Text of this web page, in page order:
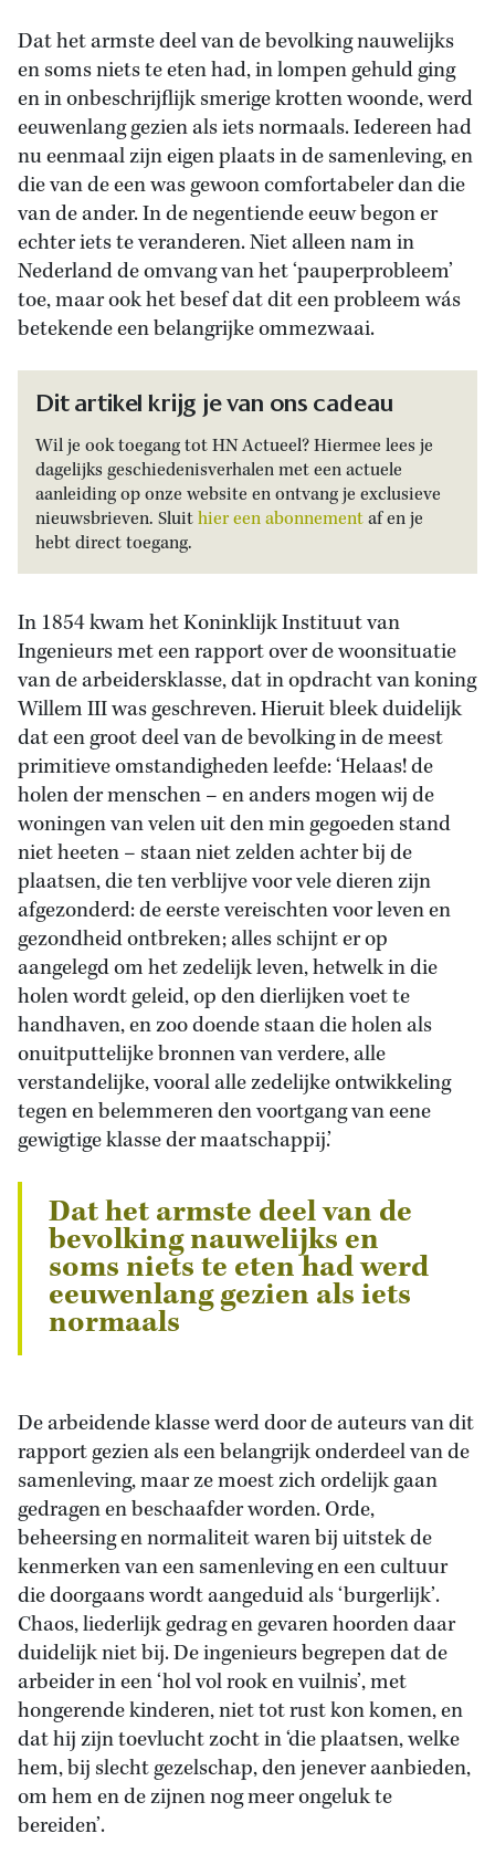
Dat het armste deel van de bevolking nauwelijks
en soms niets te eten had, in lompen gehuld ging
en in onbeschrijflijk smerige krotten woonde, werd
eeuwenlang gezien als iets normaals. Iedereen had
nu eenmaal zijn eigen plaats in de samenleving, en
die van de een was gewoon comfortabeler dan die
van de ander. In de negentiende eeuw begon er
echter iets te veranderen. Niet alleen nam in
Nederland de omvang van het ‘pauperprobleem’
toe, maar ook het besef dat dit een probleem wás
betekende een belangrijke ommezwaai.
Dit artikel krijg je van ons cadeau
Wil je ook toegang tot HN Actueel? Hiermee lees je
dagelijks geschiedenisverhalen met een actuele
aanleiding op onze website en ontvang je exclusieve
nieuwsbrieven. Sluithier een abonnementaf en je
hebt direct toegang.
In 1854 kwam het Koninklijk Instituut van
Ingenieurs met een rapport over de woonsituatie
van de arbeidersklasse, dat in opdracht van koning
Willem III was geschreven. Hieruit bleek duidelijk
dat een groot deel van de bevolking in de meest
primitieve omstandigheden leefde: ‘Helaas! de
holen der menschen – en anders mogen wij de
woningen van velen uit den min gegoeden stand
niet heeten – staan niet zelden achter bij de
plaatsen, die ten verblijve voor vele dieren zijn
afgezonderd: de eerste vereischten voor leven en
gezondheid ontbreken; alles schijnt er op
aangelegd om het zedelijk leven, hetwelk in die
holen wordt geleid, op den dierlijken voet te
handhaven, en zoo doende staan die holen als
onuitputtelijke bronnen van verdere, alle
verstandelijke, vooral alle zedelijke ontwikkeling
tegen en belemmeren den voortgang van eene
gewigtige klasse der maatschappij.’
Dat het armste deel van de
bevolking nauwelijks en
soms niets te eten had werd
eeuwenlang gezien als iets
normaals
De arbeidende klasse werd door de auteurs van dit
rapport gezien als een belangrijk onderdeel van de
samenleving, maar ze moest zich ordelijk gaan
gedragen en beschaafder worden. Orde,
beheersing en normaliteit waren bij uitstek de
kenmerken van een samenleving en een cultuur
die doorgaans wordt aangeduid als ‘burgerlijk’.
Chaos, liederlijk gedrag en gevaren hoorden daar
duidelijk niet bij. De ingenieurs begrepen dat de
arbeider in een ‘hol vol rook en vuilnis’, met
hongerende kinderen, niet tot rust kon komen, en
dat hij zijn toevlucht zocht in ‘die plaatsen, welke
hem, bij slecht gezelschap, den jenever aanbieden,
om hem en de zijnen nog meer ongeluk te
bereiden’.